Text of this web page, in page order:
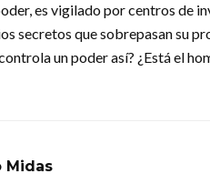
es vigilado por centros de
secretos que sobrepasan su
un poder así? ¿Está el
Midas